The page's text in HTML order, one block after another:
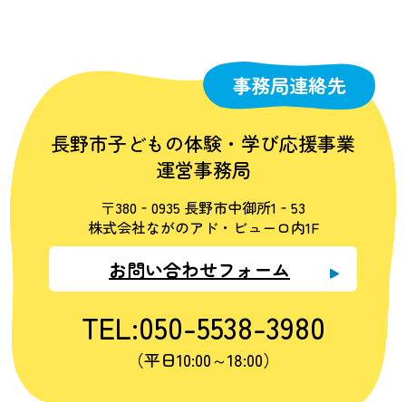
事務局連絡先
長野市子どもの体験・学び応援事業
運営事務局
〒380‐0935 長野市中御所1‐53
株式会社ながのアド・ビューロ内1F
お問い合わせフォーム
TEL:050-5538-3980
（平日10:00～18:00）